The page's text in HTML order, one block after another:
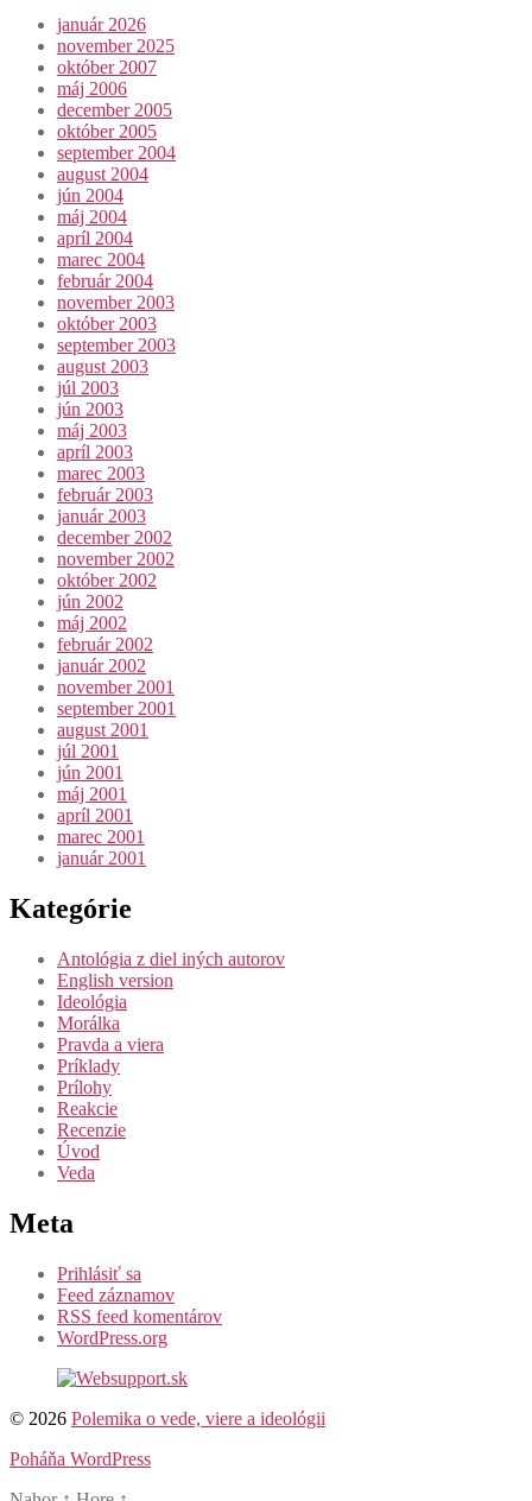
január 2026
november 2025
október 2007
máj 2006
december 2005
október 2005
september 2004
august 2004
jún 2004
máj 2004
apríl 2004
marec 2004
február 2004
november 2003
október 2003
september 2003
august 2003
júl 2003
jún 2003
máj 2003
apríl 2003
marec 2003
február 2003
január 2003
december 2002
november 2002
október 2002
jún 2002
máj 2002
február 2002
január 2002
november 2001
september 2001
august 2001
júl 2001
jún 2001
máj 2001
apríl 2001
marec 2001
január 2001
Kategórie
Antológia z diel iných autorov
English version
Ideológia
Morálka
Pravda a viera
Príklady
Prílohy
Reakcie
Recenzie
Úvod
Veda
Meta
Prihlásiť sa
Feed záznamov
RSS feed komentárov
WordPress.org
© 2026 Polemika o vede, viere a ideológii
Poháňa WordPress